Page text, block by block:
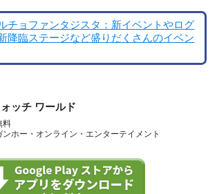
チョファンタジスタ：新イベントやログ
降臨ステージなど盛りだくさんのイベン
ッチ ワールド
料
ンホー・オンライン・エンターテイメント